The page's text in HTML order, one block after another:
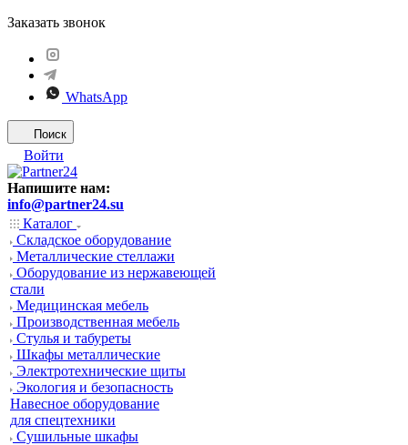
Заказать звонок
WhatsApp
Поиск
Войти
Напишите нам:
info@partner24.su
Каталог
Складское оборудование
Металлические стеллажи
Оборудование из нержавеющей
стали
Медицинская мебель
Производственная мебель
Стулья и табуреты
Шкафы металлические
Электротехнические щиты
Экология и безопасность
Навесное оборудование
для спецтехники
Сушильные шкафы